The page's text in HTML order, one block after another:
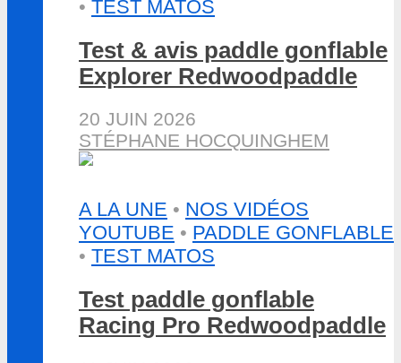
• TEST MATOS
Test & avis paddle gonflable
Explorer Redwoodpaddle
20 JUIN 2026
STÉPHANE HOCQUINGHEM
A LA UNE • NOS VIDÉOS
YOUTUBE • PADDLE GONFLABLE
• TEST MATOS
Test paddle gonflable
Racing Pro Redwoodpaddle